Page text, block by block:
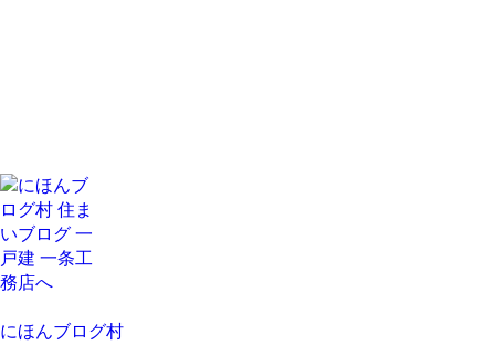
にほんブログ村